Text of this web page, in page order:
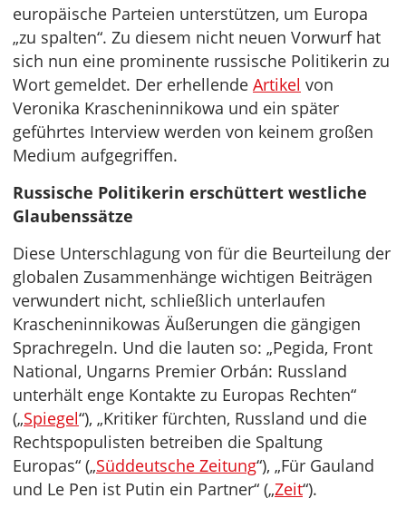
europäische Parteien unterstützen, um Europa
„zu spalten“. Zu diesem nicht neuen Vorwurf hat
sich nun eine prominente russische Politikerin zu
Wort gemeldet. Der erhellende Artikel von
Veronika Krascheninnikowa und ein später
geführtes Interview werden von keinem großen
Medium aufgegriffen.
Russische Politikerin erschüttert westliche
Glaubenssätze
Diese Unterschlagung von für die Beurteilung der
globalen Zusammenhänge wichtigen Beiträgen
verwundert nicht, schließlich unterlaufen
Krascheninnikowas Äußerungen die gängigen
Sprachregeln. Und die lauten so: „Pegida, Front
National, Ungarns Premier Orbán: Russland
unterhält enge Kontakte zu Europas Rechten“
(„Spiegel“), „Kritiker fürchten, Russland und die
Rechtspopulisten betreiben die Spaltung
Europas“ („Süddeutsche Zeitung“), „Für Gauland
und Le Pen ist Putin ein Partner“ („Zeit“).